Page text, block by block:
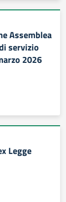
Assemblea
servizio
2026
Legge